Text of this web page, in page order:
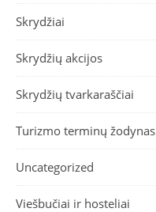
Skrydžiai
Skrydžių akcijos
Skrydžių tvarkaraščiai
Turizmo terminų žodynas
Uncategorized
Viešbučiai ir hosteliai